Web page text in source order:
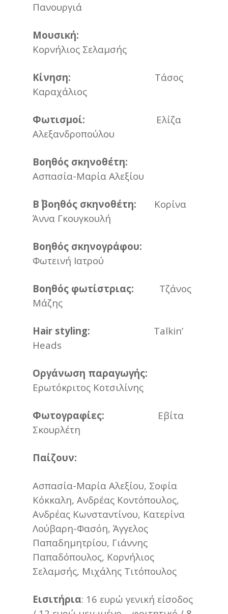
Πανουργιά
Μουσική:
Κορνήλιος Σελαμσής
Κίνηση: Τάσος
Καραχάλιος
Φωτισμοί: Ελίζα
Αλεξανδροπούλου
Βοηθός σκηνοθέτη:
Ασπασία-Μαρία Αλεξίου
Β΄ βοηθός σκηνοθέτη: Κορίνα
Άννα Γκουγκουλή
Βοηθός σκηνογράφου:
Φωτεινή Ιατρού
Βοηθός φωτίστριας: Τζάνος
Μάζης
Hair styling: Talkin’
Heads
Οργάνωση παραγωγής:
Ερωτόκριτος Κοτσιλίνης
Φωτογραφίες: Εβίτα
Σκουρλέτη
Παίζουν:
Ασπασία-Μαρία Αλεξίου, Σοφία
Κόκκαλη, Ανδρέας Κοντόπουλος,
Ανδρέας Κωνσταντίνου, Κατερίνα
Λούβαρη-Φασόη, Άγγελος
Παπαδημητρίου, Γιάννης
Παπαδόπουλος, Κορνήλιος
Σελαμσής, Μιχάλης Τιτόπουλος
Εισιτήρια: 16 ευρώ γενική είσοδος